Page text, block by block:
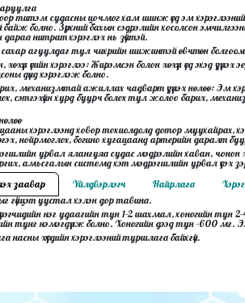
титэм судасны цочмог хам шинж үед эм
байж болно. Зүрхний бахын сэдрэлийн хосолсон
нитрат хэрэглэх нь зүйтэй.
агуулдаг тул чихрийн шижинтэй өвчтөн
үеийн хэрэглээ: Жирэмсэн болон хөхүүл үед эхэд үзүүлэх
дүнд хэрэглэж болно.
механизмтай ажиллах чадварт үзүүлэх нөлөө: Эм
сэтгэхүйн хурд буурч болох тул жолоо барих,
хэрэглээнд ховор тохиолдолд дотор муухайрах,
нойрмоглох, богино хугацаанд артерийн даралт
урвал ялангуяа судас мэдрэлийн хаван,
амьсгалын системд хэт мэдрэгшлийн урвал үүсэх
заавар
Үйлдвэрлэгч Найрлага
гүйцэт уустал хэлэн дор тавина.
нэг удаагийн тун 1-2 шахмал, хоногийн
тунг нэмэгдүүлж болно. Хоногийн дээд тун -600 мг.
насны хүүхдийн хэрэглээний туршлага байхгүй.